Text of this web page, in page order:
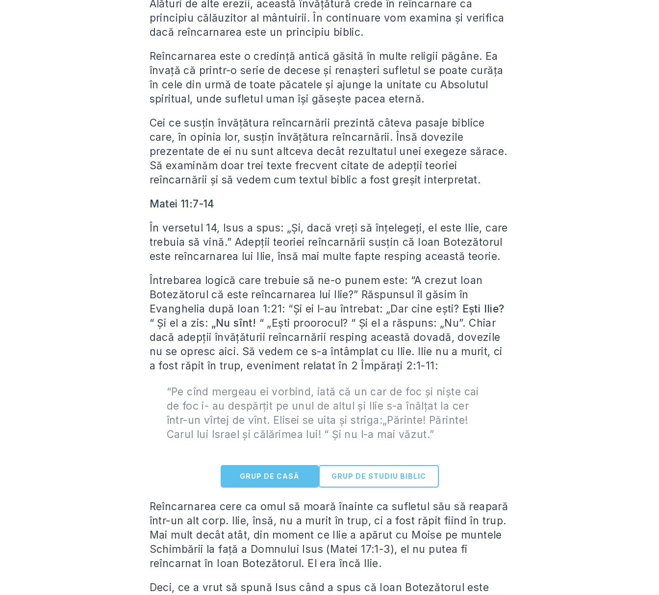
Alături de alte erezii, această învățătură crede în reîncarnare ca
principiu călăuzitor al mântuirii. În continuare vom examina și verifica
dacă reîncarnarea este un principiu biblic.
Reîncarnarea este o credință antică găsită în multe religii păgâne. Ea
învață că printr-o serie de decese și renașteri sufletul se poate curăța
în cele din urmă de toate păcatele și ajunge la unitate cu Absolutul
spiritual, unde sufletul uman își găsește pacea eternă.
Cei ce susțin învățătura reîncarnării prezintă câteva pasaje biblice
care, în opinia lor, susțin învățătura reîncarnării. Însă dovezile
prezentate de ei nu sunt altceva decât rezultatul unei exegeze sărace.
Să examinăm doar trei texte frecvent citate de adepții teoriei
reîncarnării și să vedem cum textul biblic a fost greșit interpretat.
Matei 11:7-14
În versetul 14, Isus a spus: „Şi, dacă vreţi să înţelegeţi, el este Ilie, care
trebuia să vină.” Adepții teoriei reîncarnării susțin că Ioan Botezătorul
este reîncarnarea lui Ilie, însă mai multe fapte resping această teorie.
Întrebarea logică care trebuie să ne-o punem este: “A crezut Ioan
Botezătorul că este reîncarnarea lui Ilie?” Răspunsul îl găsim în
Evanghelia după Ioan 1:21: “Şi ei l-au întrebat: „Dar cine eşti? Eşti Ilie?
“ Şi el a zis: „Nu sînt! “ „Eşti proorocul? “ Şi el a răspuns: „Nu”. Chiar
dacă adepții învățăturii reîncarnării resping această dovadă, dovezile
nu se opresc aici. Să vedem ce s-a întâmplat cu Ilie. Ilie nu a murit, ci
a fost răpit în trup, eveniment relatat în 2 Împărați 2:1-11:
“Pe cînd mergeau ei vorbind, iată că un car de foc şi nişte cai
de foc i- au despărţit pe unul de altul şi Ilie s-a înălţat la cer
într-un vîrtej de vînt. Elisei se uita şi striga:„Părinte! Părinte!
Carul lui Israel şi călărimea lui! “ Şi nu l-a mai văzut.”
GRUP DE CASĂ GRUP DE STUDIU BIBLIC
Reîncarnarea cere ca omul să moară înainte ca sufletul său să reapară
într-un alt corp. Ilie, însă, nu a murit în trup, ci a fost răpit fiind în trup.
Mai mult decât atât, din moment ce Ilie a apărut cu Moise pe muntele
Schimbării la față a Domnului Isus (Matei 17:1-3), el nu putea fi
reîncarnat în Ioan Botezătorul. El era încă Ilie.
Deci, ce a vrut să spună Isus când a spus că Ioan Botezătorul este